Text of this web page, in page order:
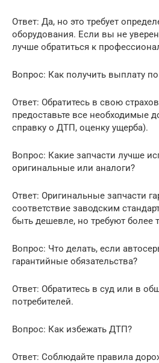
Ответ: Да, но это требует
оборудования. Если вы не
лучше обратиться к
Вопрос: Как получить выплату по
Ответ: Обратитесь в свою
предоставьте все необходимые
справку о ДТП, оценку ущерба).
Вопрос: Какие запчасти лучше
оригинальные или аналоги?
Ответ: Оригинальные запчасти
соответствие заводским
быть дешевле, но требуют более
Вопрос: Что делать, если
гарантийные обязательства?
Ответ: Обратитесь в суд или в
потребителей.
Вопрос: Как избежать ДТП?
Ответ: Соблюдайте правила